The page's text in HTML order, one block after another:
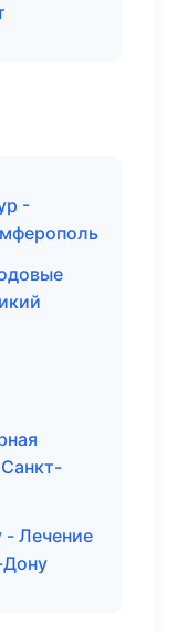
-
- Лечение
Дону